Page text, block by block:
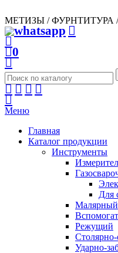
МЕТИЗЫ / ФУРНТИТУРА
0
Меню
Главная
Каталог продукции
Инструменты
Для
Малярный
Режущий
Ударно-